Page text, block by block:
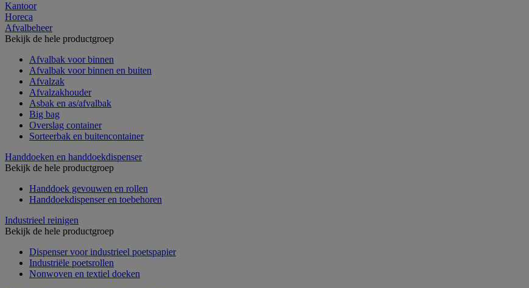
Kantoor
Horeca
Afvalbeheer
Bekijk de hele productgroep
Afvalbak voor binnen
Afvalbak voor binnen en buiten
Afvalzak
Afvalzakhouder
Asbak en as/afvalbak
Big bag
Overslag container
Sorteerbak en buitencontainer
Handdoeken en handdoekdispenser
Bekijk de hele productgroep
Handdoek gevouwen en rollen
Handdoekdispenser en toebehoren
Industrieel reinigen
Bekijk de hele productgroep
Dispenser voor industrieel poetspapier
Industriële poetsrollen
Nonwoven en textiel doeken